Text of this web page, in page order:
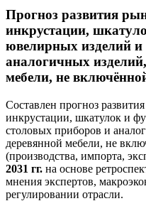
Прогноз развития
инкрустации,
ювелирных изделий
аналогичных
мебели, не
Составлен прогноз
инкрустации, шкатулок и
столовых приборов и
деревянной мебели, не
(производства, импорта,
2031 гг. на основе
мнения экспертов,
регулировании отрасли.